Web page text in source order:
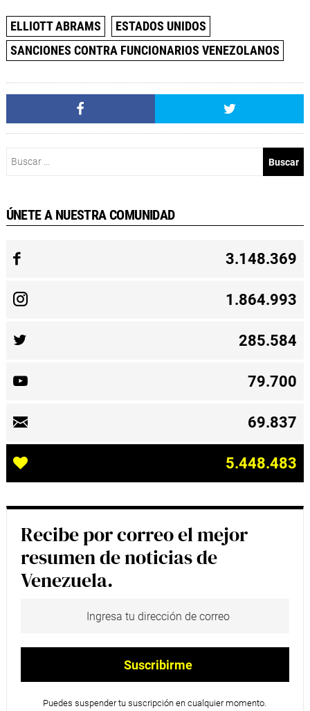
ELLIOTT ABRAMS
ESTADOS UNIDOS
SANCIONES CONTRA FUNCIONARIOS VENEZOLANOS
ÚNETE A NUESTRA COMUNIDAD
3.148.369
1.864.993
285.584
79.700
69.837
5.448.483
Recibe por correo el mejor
resumen de noticias de
Venezuela.
Puedes suspender tu suscripción en cualquier momento.